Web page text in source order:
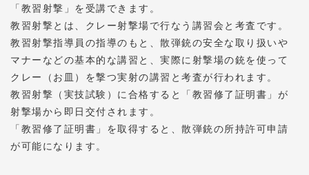
「教習射撃」を受講できます。
教習射撃とは、クレー射撃場で行なう講習会と考査です。
教習射撃指導員の指導のもと、散弾銃の安全な取り扱いや
マナーなどの基本的な講習と、実際に射撃場の銃を使って
クレー（お皿）を撃つ実射の講習と考査が行われます。
教習射撃（実技試験）に合格すると「教習修了証明書」が
射撃場から即日交付されます。
「教習修了証明書」を取得すると、散弾銃の所持許可申請
が可能になります。